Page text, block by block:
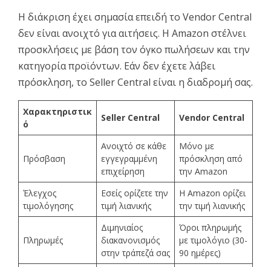
Η διάκριση έχει σημασία επειδή το Vendor Central
δεν είναι ανοιχτό για αιτήσεις. Η Amazon στέλνει
προσκλήσεις με βάση τον όγκο πωλήσεων και την
κατηγορία προϊόντων. Εάν δεν έχετε λάβει
πρόσκληση, το Seller Central είναι η διαδρομή σας.
Χαρακτηριστικ
ό
Seller Central Vendor Central
Πρόσβαση
Ανοιχτό σε κάθε
εγγεγραμμένη
επιχείρηση
Μόνο με
πρόσκληση από
την Amazon
Έλεγχος
τιμολόγησης
Εσείς ορίζετε την
τιμή λιανικής
Η Amazon ορίζει
την τιμή λιανικής
Πληρωμές
Διμηνιαίος
διακανονισμός
στην τράπεζά σας
Όροι πληρωμής
με τιμολόγιο (30-
90 ημέρες)